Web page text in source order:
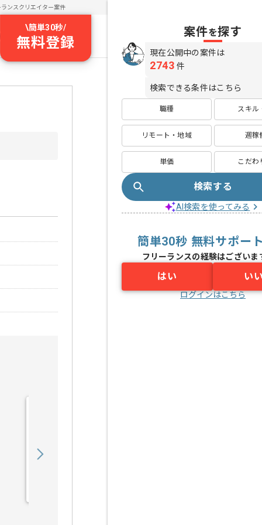
ランスクリエイター案件
\簡単30秒/
無料登録
案件を探す
現在公開中の案件は
2743 件
検索できる条件はこちら
職種 スキル
リモート・地域 週稼
単価 こだわ
検索する
AI検索を使ってみる
簡単30秒 無料サポー
フリーランスの経験はございま
はい い
ログインはこちら